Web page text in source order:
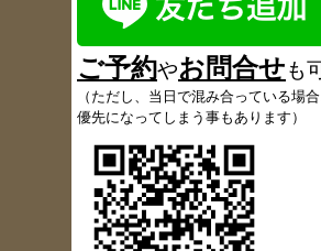
2017/6/6
ブログ更新しました（6月18日
お知らせ）
2017/5/18
患者さんの声、多数追加しま
2017/5/9
ブログ更新しました（定休日
せ）
2017/5/4
ブログ更新しました（GW
2017/3/24
ご予約やお問合せも
（ ただし、当日で混み合っている場
優先になってしまう事もあります）